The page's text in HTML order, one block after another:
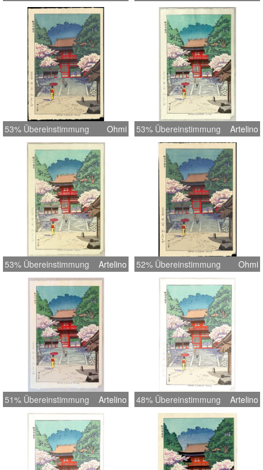
53% Übereinstimmung Ohmi 53% Übereinstimmung Artelino
53% Übereinstimmung Artelino 52% Übereinstimmung Ohmi
51% Übereinstimmung Artelino 48% Übereinstimmung Artelino